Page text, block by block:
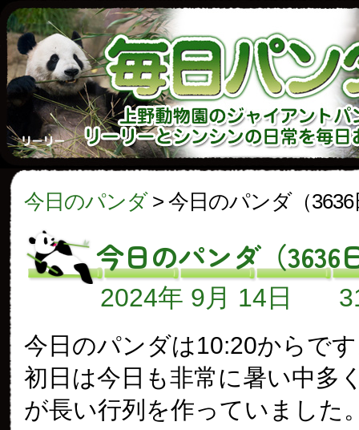
今日のパンダ> 今日のパンダ（3636
今日のパンダ（3636
2024年 9月 14日
今日のパンダは10:20からで
初日は今日も非常に暑い中多
が長い行列を作っていました